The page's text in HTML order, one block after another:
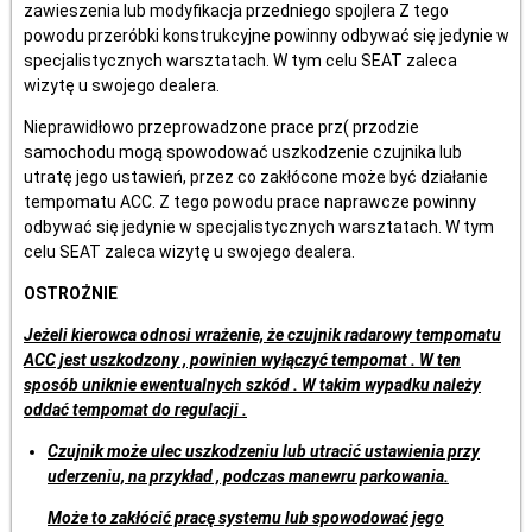
zawieszenia lub modyfikacja przedniego spojlera Z tego
powodu przeróbki konstrukcyjne powinny odbywać się jedynie w
specjalistycznych warsztatach. W tym celu SEAT zaleca
wizytę u swojego dealera.
Nieprawidłowo przeprowadzone prace prz( przodzie
samochodu mogą spowodować uszkodzenie czujnika lub
utratę jego ustawień, przez co zakłócone może być działanie
tempomatu ACC. Z tego powodu prace naprawcze powinny
odbywać się jedynie w specjalistycznych warsztatach. W tym
celu SEAT zaleca wizytę u swojego dealera.
OSTROŻNIE
Jeżeli kierowca odnosi wrażenie, że czujnik radarowy tempomatu
ACC jest uszkodzony , powinien wyłączyć tempomat . W ten
sposób uniknie ewentualnych szkód . W takim wypadku należy
oddać tempomat do regulacji .
Czujnik może ulec uszkodzeniu lub utracić ustawienia przy
uderzeniu, na przykład , podczas manewru parkowania.
Może to zakłócić pracę systemu lub spowodować jego